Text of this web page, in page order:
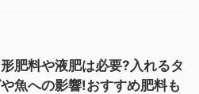
肥料や液肥は必要?入れるタ
魚への影響!おすすめ肥料も